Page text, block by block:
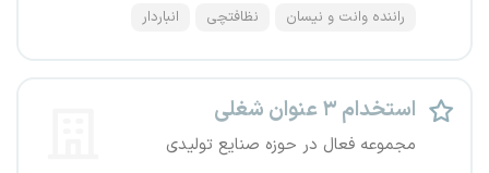
راننده وانت و نیسان نظافتچی انباردار
استخدام ۳ عنوان شغلی
مجموعه فعال در حوزه صنایع تولیدی